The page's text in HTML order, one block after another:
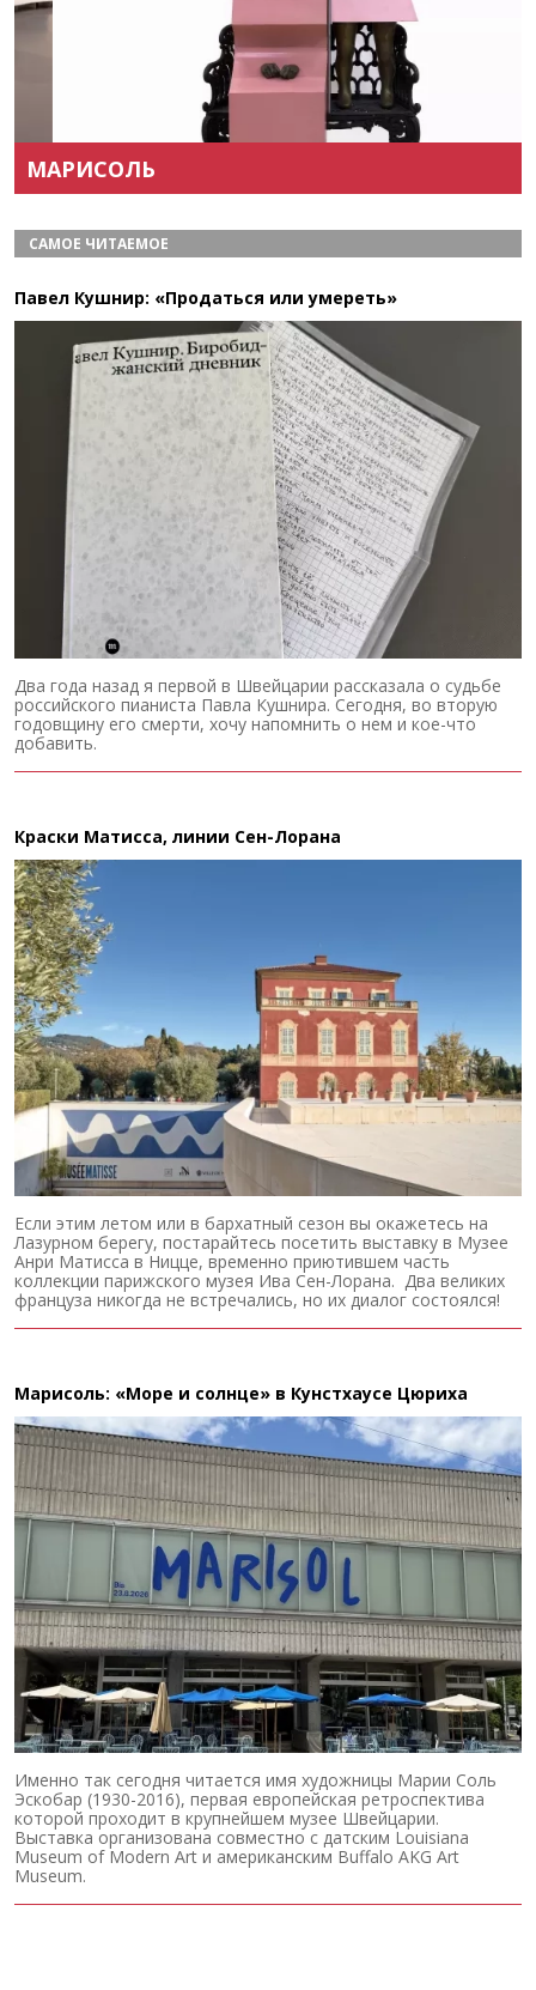
МАРИСОЛЬ
САМОЕ ЧИТАЕМОЕ
Павел Кушнир: «Продаться или умереть»
Два года назад я первой в Швейцарии рассказала о судьбе
российского пианиста Павла Кушнира. Сегодня, во вторую
годовщину его смерти, хочу напомнить о нем и кое-что
добавить.
Краски Матисса, линии Сен-Лорана
Если этим летом или в бархатный сезон вы окажетесь на
Лазурном берегу, постарайтесь посетить выставку в Музее
Анри Матисса в Ницце, временно приютившем часть
коллекции парижского музея Ива Сен-Лорана. Два великих
француза никогда не встречались, но их диалог состоялся!
Марисоль: «Море и солнце» в Кунстхаусе Цюриха
Именно так сегодня читается имя художницы Марии Соль
Эскобар (1930-2016), первая европейская ретроспектива
которой проходит в крупнейшем музее Швейцарии.
Выставка организована совместно с датским Louisiana
Museum of Modern Art и американским Buffalo AKG Art
Museum.